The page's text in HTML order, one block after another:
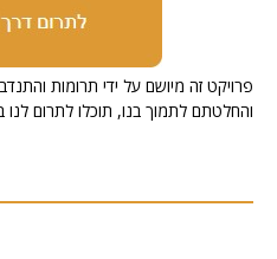
והחלטתם לתמוך בנו, תוכלו לתרום